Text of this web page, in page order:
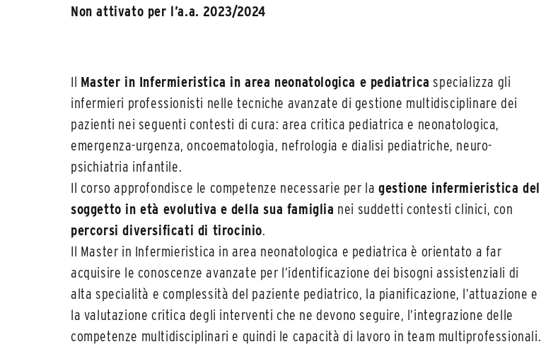
Non attivato per l’a.a. 2023/2024
Il Master in Infermieristica in area neonatologica e pediatrica specializza gli
infermieri professionisti nelle tecniche avanzate di gestione multidisciplinare dei
pazienti nei seguenti contesti di cura: area critica pediatrica e neonatologica,
emergenza-urgenza, oncoematologia, nefrologia e dialisi pediatriche, neuro-
psichiatria infantile.
Il corso approfondisce le competenze necessarie per la gestione infermieristica del
soggetto in età evolutiva e della sua famiglia nei suddetti contesti clinici, con
percorsi diversificati di tirocinio.
Il Master in Infermieristica in area neonatologica e pediatrica è orientato a far
acquisire le conoscenze avanzate per l’identificazione dei bisogni assistenziali di
alta specialità e complessità del paziente pediatrico, la pianificazione, l’attuazione e
la valutazione critica degli interventi che ne devono seguire, l’integrazione delle
competenze multidisciplinari e quindi le capacità di lavoro in team multiprofessionali.